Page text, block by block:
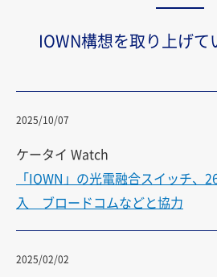
IOWN構想を取り上げ
2025/10/07
ケータイ Watch
「IOWN」の光電融合スイッチ、
入 ブロードコムなどと協力
2025/02/02